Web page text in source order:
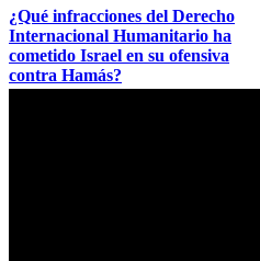
¿Qué infracciones del Derecho
Internacional Humanitario ha
cometido Israel en su ofensiva
contra Hamás?